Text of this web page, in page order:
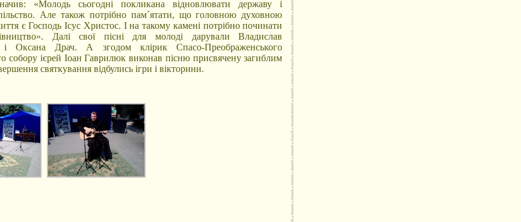
«Молодь сьогодні покликана відновлювати державу і
Але також потрібно пам´ятати, що головною духовною
є Господь Ісус Христос. І на такому камені потрібно починати
Далі свої пісні для молоді дарували Владислав
Оксана Драч. А згодом клірик Спасо-Преображенського
собору ієрей Іоан Гаврилюк виконав пісню присвячену загиблим
святкування відбулись ігри і вікторини.